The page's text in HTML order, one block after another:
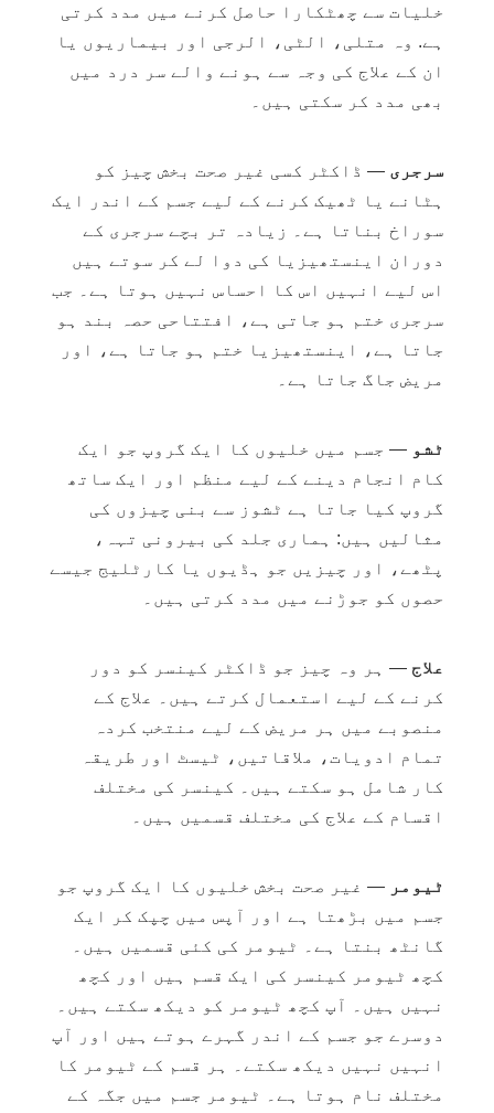
خلیات سے چھٹکارا حاصل کرنے میں مدد کرتی
ہے. وہ متلی، الٹی، الرجی اور بیماریوں یا
ان کے علاج کی وجہ سے ہونے والے سر درد میں
بھی مدد کر سکتی ہیں۔
سرجری — ڈاکٹر کسی غیر صحت بخش چیز کو
ہٹانے یا ٹھیک کرنے کے لیے جسم کے اندر ایک
سوراخ بناتا ہے۔ زیادہ تر بچے سرجری کے
دوران اینستھیزیا کی دوا لے کر سوتے ہیں
اس لیے انہیں اس کا احساس نہیں ہوتا ہے۔ جب
سرجری ختم ہو جاتی ہے، افتتاحی حصہ بند ہو
جاتا ہے، اینستھیزیا ختم ہو جاتا ہے، اور
مریض جاگ جاتا ہے۔
ٹشو — جسم میں خلیوں کا ایک گروپ جو ایک
کام انجام دینے کے لیے منظم اور ایک ساتھ
گروپ کیا جاتا ہے ٹشوز سے بنی چیزوں کی
مثالیں ہیں: ہماری جلد کی بیرونی تہہ،
پٹھے، اور چیزیں جو ہڈیوں یا کارٹلیج جیسے
حصوں کو جوڑنے میں مدد کرتی ہیں۔
علاج — ہر وہ چیز جو ڈاکٹر کینسر کو دور
کرنے کے لیے استعمال کرتے ہیں۔ علاج کے
منصوبے میں ہر مریض کے لیے منتخب کردہ
تمام ادویات، ملاقاتیں، ٹیسٹ اور طریقہ
کار شامل ہو سکتے ہیں۔ کینسر کی مختلف
اقسام کے علاج کی مختلف قسمیں ہیں۔
ٹیومر — غیر صحت بخش خلیوں کا ایک گروپ جو
جسم میں بڑھتا ہے اور آپس میں چپک کر ایک
گانٹھ بنتا ہے۔ ٹیومر کی کئی قسمیں ہیں۔
کچھ ٹیومر کینسر کی ایک قسم ہیں اور کچھ
نہیں ہیں۔ آپ کچھ ٹیومر کو دیکھ سکتے ہیں۔
دوسرے جو جسم کے اندر گہرے ہوتے ہیں اور آپ
انہیں نہیں دیکھ سکتے۔ ہر قسم کے ٹیومر کا
مختلف نام ہوتا ہے۔ ٹیومر جسم میں جگہ کے